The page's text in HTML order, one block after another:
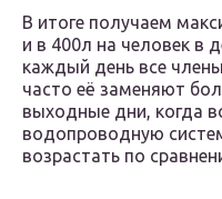
В итоге получаем
и в 400л на человек в
каждый день все
часто её заменяют
выходные дни, когда
водопроводную
возрастать по